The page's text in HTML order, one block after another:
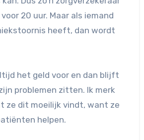
20 uur. Maar als iemand
heeft, dan wordt
het geld voor en dan blijft
problemen zitten. Ik merk
ze dit moeilijk vindt, want ze
helpen.